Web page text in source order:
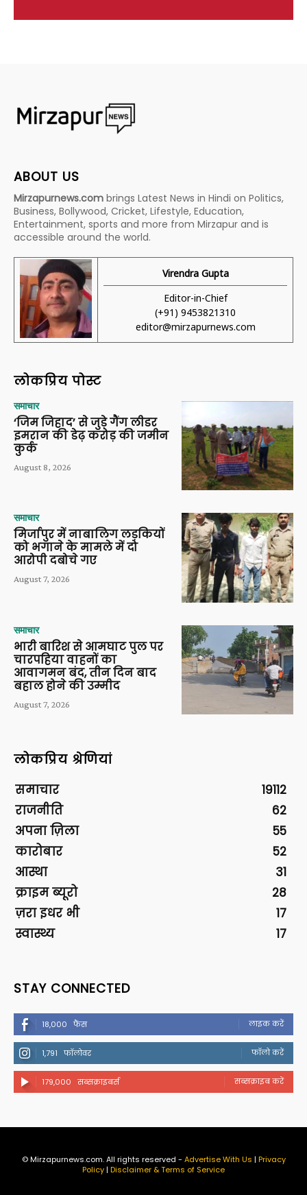
ABOUT US
Mirzapurnews.com brings Latest News in Hindi on Politics,
Business, Bollywood, Cricket, Lifestyle, Education,
Entertainment, sports and more from Mirzapur and is
accessible around the world.
Virendra Gupta
Editor-in-Chief
(+91) 9453821310
editor@mirzapurnews.com
लोकप्रिय पोस्ट
समाचार
‘जिम जिहाद’ से जुड़े गैंग लीडर
इमरान की डेढ़ करोड़ की जमीन
कुर्क
August 8, 2026
समाचार
मिर्जापुर में नाबालिग लड़कियों
को भगाने के मामले में दो
आरोपी दबोचे गए
August 7, 2026
समाचार
भारी बारिश से आमघाट पुल पर
चारपहिया वाहनों का
आवागमन बंद, तीन दिन बाद
बहाल होने की उम्मीद
August 7, 2026
लोकप्रिय श्रेणियां
समाचार
19112
राजनीति
62
अपना ज़िला
55
कारोबार
52
आस्था
31
क्राइम ब्यूरो
28
ज़रा इधर भी
17
स्वास्थ्य
17
STAY CONNECTED
18,000 फैंस लाइक करें
1,791 फॉलोवर फॉलो करें
179,000 सब्सक्राइबर्स सब्सक्राइब करें
© Mirzapurnews.com. All rights reserved - Advertise With Us | Privacy
Policy| Disclaimer & Terms of Service